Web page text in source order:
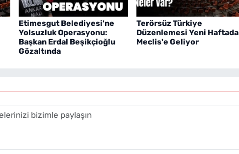
Etimesgut Belediyesi'ne
Yolsuzluk Operasyonu:
Başkan Erdal Beşikçioğlu
Gözaltında
Terörsüz Türkiye
Düzenlemesi Yeni Haftada
Meclis'e Geliyor